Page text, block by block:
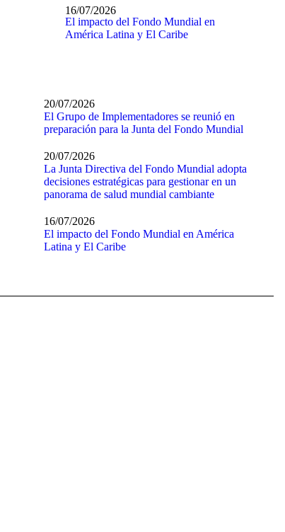
El impacto del Fondo Mundial en
América Latina y El Caribe
16/07/2026
20/07/2026
El Grupo de Implementadores se reunió en
preparación para la Junta del Fondo Mundial
20/07/2026
La Junta Directiva del Fondo Mundial adopta
decisiones estratégicas para gestionar en un
panorama de salud mundial cambiante
16/07/2026
El impacto del Fondo Mundial en América
Latina y El Caribe